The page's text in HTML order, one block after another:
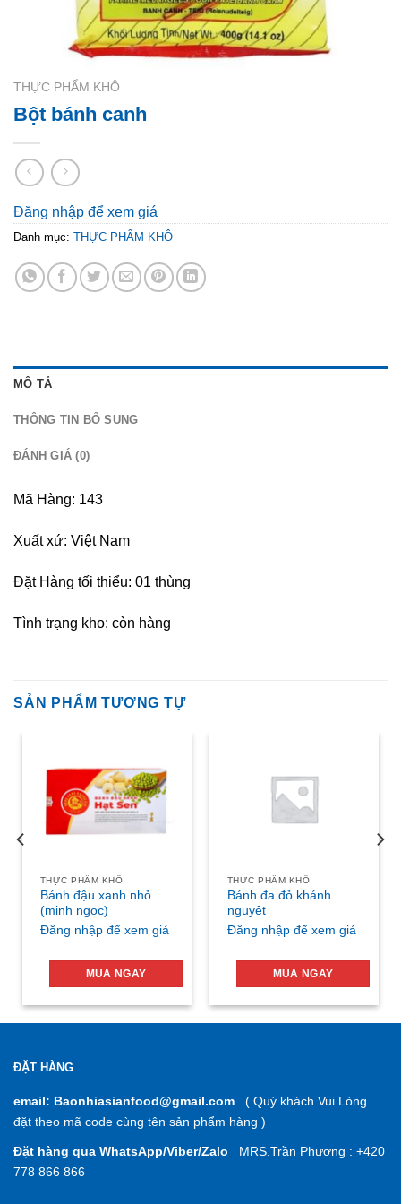
THỰC PHẨM KHÔ
Bột bánh canh
Đăng nhập để xem giá
Danh mục: THỰC PHẨM KHÔ
MÔ TẢ
THÔNG TIN BỔ SUNG
ĐÁNH GIÁ (0)
Mã Hàng: 143
Xuất xứ: Việt Nam
Đặt Hàng tối thiểu: 01 thùng
Tình trạng kho: còn hàng
SẢN PHẨM TƯƠNG TỰ
THỰC PHẨM KHÔ
Bánh đậu xanh nhỏ
(minh ngọc)
Đăng nhập để xem giá
MUA NGAY
THỰC PHẨM KHÔ
Bánh đa đỏ khánh
nguyêt
Đăng nhập để xem giá
MUA NGAY
ĐẶT HÀNG
email: Baonhiasianfood@gmail.com ( Quý khách Vui Lòng
đặt theo mã code cùng tên sản phẩm hàng )
Đặt hàng qua WhatsApp/Viber/Zalo MRS.Trần Phương : +420
778 866 866